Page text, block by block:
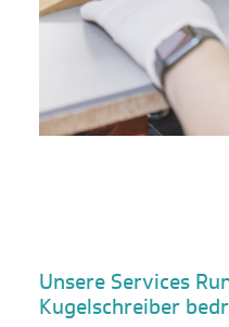
Unsere Services
Kugelschreiber